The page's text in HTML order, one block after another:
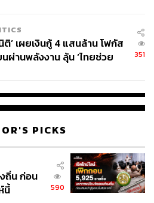
ติ’ เผยเงินกู้ 4 แสนล้าน โฟกัส
นผ่านพลังงาน ลุ้น ‘ไทยช่วย
351
PICKS
ถิ่น ก่อน
นี้
590